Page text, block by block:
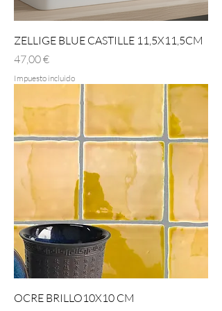
ZELLIGE BLUE CASTILLE 11,5X11,5CM
Precio
47,00 €
Impuesto incluido
OCRE BRILLO10X10 CM